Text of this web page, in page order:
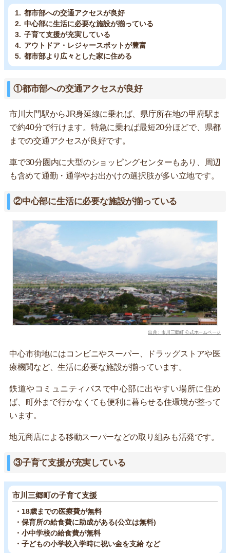
都市部への交通アクセスが良好
中心部に生活に必要な施設が揃っている
子育て支援が充実している
アウトドア・レジャースポットが豊富
都市部より広々とした家に住める
①都市部への交通アクセスが良好
市川大門駅からJR身延線に乗れば、県庁所在地の甲府駅ま
で約40分で行けます。特急に乗れば最短20分ほどで、県都
までの交通アクセスが良好です。
車で30分圏内に大型のショッピングセンターもあり、周辺
も含めて通勤・通学やお出かけの選択肢が多い立地です。
②中心部に生活に必要な施設が揃っている
出典：市川三郷町 公式ホームページ
中心市街地にはコンビニやスーパー、ドラッグストアや医
療機関など、生活に必要な施設が揃っています。
鉄道やコミュニティバスで中心部に出やすい場所に住め
ば、町外まで行かなくても便利に暮らせる住環境が整って
います。
地元商店による移動スーパーなどの取り組みも活発です。
③子育て支援が充実している
市川三郷町の子育て支援
・18歳までの医療費が無料
・保育所の給食費に助成がある(公立は無料)
・小中学校の給食費が無料
・子どもの小学校入学時に祝い金を支給 など